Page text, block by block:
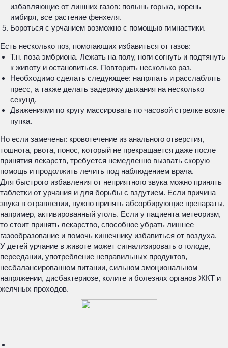
избавляющие от лишних газов: полынь горька, корень
имбиря, все растение фенхеля.
Бороться с урчанием возможно с помощью гимнастики.
Есть несколько поз, помогающих избавиться от газов:
Т.н. поза эмбриона. Лежать на полу, ноги согнуть и подтянуть
к животу и остановиться. Повторить несколько раз.
Необходимо сделать следующее: напрягать и расслаблять
пресс, а также делать задержку дыхания на несколько
секунд.
Движениями по кругу массировать по часовой стрелке возле
пупка.
Но если замечены: кровотечение из анального отверстия,
тошнота, рвота, понос, который не прекращается даже после
принятия лекарств, требуется немедленно вызвать скорую
помощь и продолжить лечить под наблюдением врача.
Для быстрого избавления от неприятного звука можно принять
таблетки от урчания и для борьбы с вздутием. Если причина
звука в отравлении, нужно принять абсорбирующие препараты,
например, активированный уголь. Если у пациента метеоризм,
то стоит принять лекарство, способное убрать лишнее
газообразование и помочь кишечнику избавиться от воздуха.
У детей урчание в животе может сигнализировать о голоде,
переедании, употребление неправильных продуктов,
несбалансированном питании, сильном эмоциональном
напряжении, дисбактериозе, колите и болезнях органов ЖКТ и
желчных проходов.